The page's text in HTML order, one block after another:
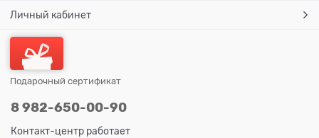
Личный кабинет
Подарочный сертификат
8 982-650-00-90
Контакт-центр работает